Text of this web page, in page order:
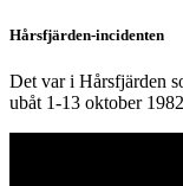
Hårsfjärden-incidenten
Det var i Hårsfjärden
ubåt 1-13 oktober